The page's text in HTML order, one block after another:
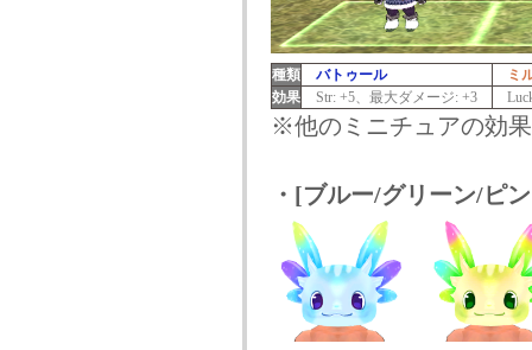
種類 バトゥール
ミ
効果 Str: +5、最大ダメージ: +3
※他のミニチュアの効
・[ブルー/グリーン/ピ